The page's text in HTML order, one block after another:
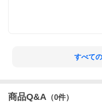
すべて
商品Q&A （0件）